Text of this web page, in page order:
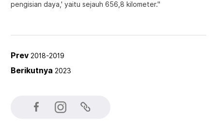
pengisian daya,' yaitu sejauh 656,8 kilometer."
Prev2018-2019
Berikutnya2023